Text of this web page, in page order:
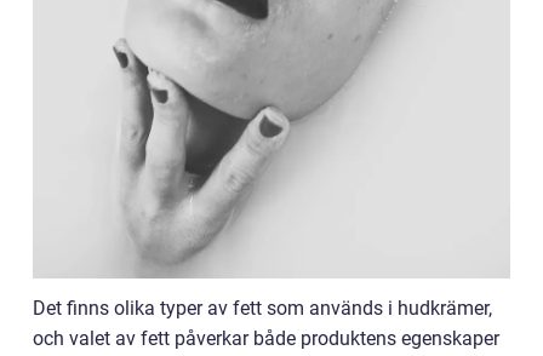
Det finns olika typer av fett som används i hudkrämer,
och valet av fett påverkar både produktens egenskaper